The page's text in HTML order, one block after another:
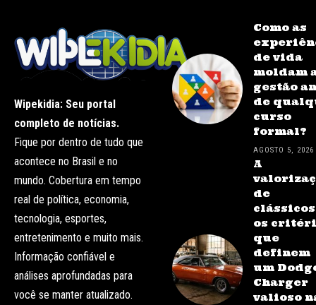
Wipekidia: Seu portal
completo de notícias.
Fique por dentro de tudo que
acontece no Brasil e no
mundo. Cobertura em tempo
real de política, economia,
tecnologia, esportes,
entretenimento e muito mais.
Informação confiável e
análises aprofundadas para
você se manter atualizado.
Como as
de vida
moldam
gestão
de
curso
formal?
AGOSTO 5, 2026
A
de
clássicos
os
que
definem
um
Charger
valioso